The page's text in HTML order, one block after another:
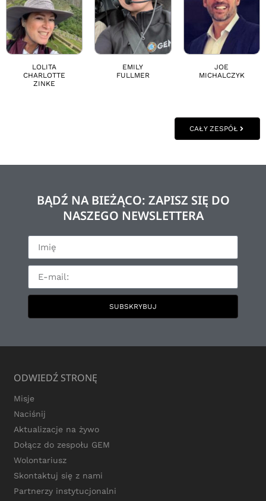
LOLITA
CHARLOTTE
ZINKE
EMILY
FULLMER
JOE
MICHALCZYK
CAŁY ZESPÓŁ
BĄDŹ NA BIEŻĄCO: ZAPISZ SIĘ DO
NASZEGO NEWSLETTERA
SUBSKRYBUJ
ODWIEDŹ STRONĘ
Misje
Naciśnij
Aktualizacje na żywo
Dołącz do zespołu GEM
Wolontariusz
Skontaktuj się z nami
Partnerzy instytucjonalni